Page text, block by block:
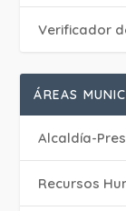
Verificador
ÁREAS
Alcaldía-
Recursos